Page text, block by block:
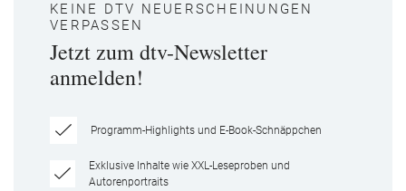
KEINE DTV NEUERSCHEINUNGEN
VERPASSEN
Jetzt zum dtv-Newsletter
anmelden!
Programm-Highlights und E-Book-Schnäppchen
Exklusive Inhalte wie XXL-Leseproben und
Autorenportraits